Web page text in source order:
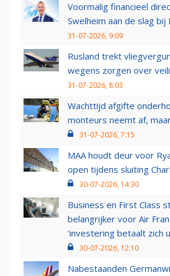
Voormalig financieel
Swelheim aan de slag bij
31-07-2026, 9:09
Rusland trekt
wegens zorgen over
31-07-2026, 8:03
Wachttijd afgifte
monteurs neemt af,
31-07-2026, 7:15
MAA houdt deur voor
open tijdens sluiting
30-07-2026, 14:30
Business en First Class
belangrijker voor Air
‘investering betaalt zich
30-07-2026, 12:10
Nabestaanden